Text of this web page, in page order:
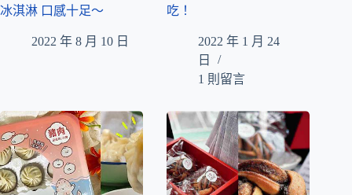
冰淇淋 口感十足～
2022 年 8 月 10 日
吃！
2022 年 1 月 24
日
1 則留言